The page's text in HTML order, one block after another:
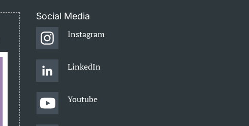
Social Media
Instagram
LinkedIn
Youtube